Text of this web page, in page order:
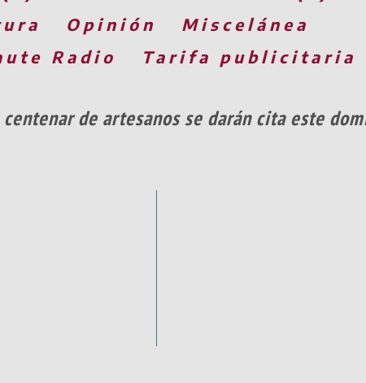
Opinión
Miscelánea
Radio
Tarifa publicitaria
de artesanos se darán cita este